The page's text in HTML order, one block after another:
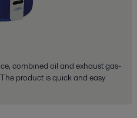
combined oil and exhaust gas-
product is quick and easy